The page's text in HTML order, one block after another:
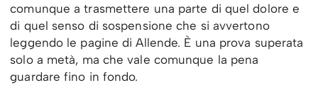
comunque a trasmettere una parte di quel dolore e
di quel senso di sospensione che si avvertono
leggendo le pagine di Allende. È una prova superata
solo a metà, ma che vale comunque la pena
guardare fino in fondo.